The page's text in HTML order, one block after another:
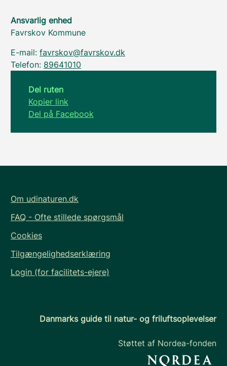
Ansvarlig enhed
Favrskov Kommune
E-mail: favrskov@favrskov.dk
Telefon: 89641010
Del ruten
Kopier link
Del på Facebook
Om udinaturen.dk
FAQ - Ofte stillede spørgsmål
Cookies
Tilgængelighedserklæring
Login (for facilitets-ejere)
Danmarks guide til natur- og friluftsoplevelser
Støttet af Nordea-fonden